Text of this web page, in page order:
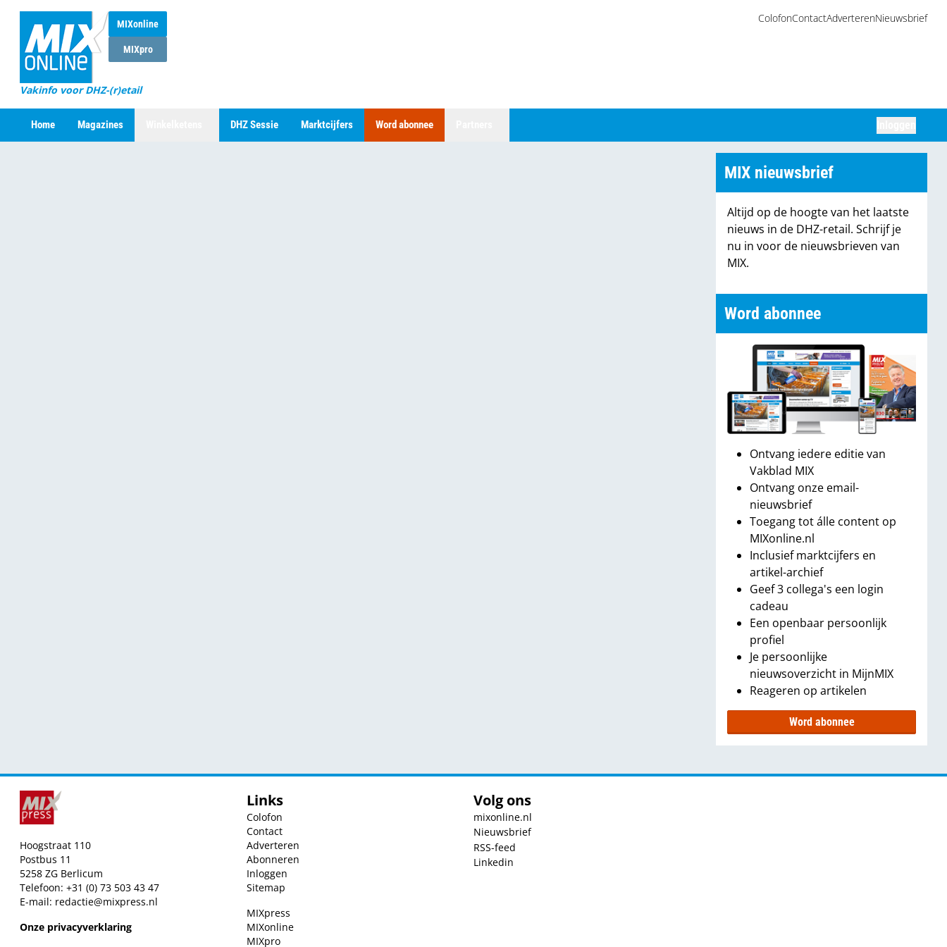
MIXonline
MIXpro
Vakinfo voor DHZ-(r)etail
ColofonContactAdverterenNieuwsbrief
Home Magazines DHZ Sessie Marktcijfers Word abonnee
MIX nieuwsbrief
Altijd op de hoogte van het laatste
nieuws in de DHZ-retail. Schrijf je
nu in voor de nieuwsbrieven van
MIX.
Word abonnee
Ontvang iedere editie van
Vakblad MIX
Ontvang onze email-
nieuwsbrief
Toegang tot álle content op
MIXonline.nl
Inclusief marktcijfers en
artikel-archief
Geef 3 collega's een login
cadeau
Een openbaar persoonlijk
profiel
Je persoonlijke
nieuwsoverzicht in MijnMIX
Reageren op artikelen
Word abonnee
Hoogstraat 110
Postbus 11
5258 ZG Berlicum
Telefoon: +31 (0) 73 503 43 47
E-mail: redactie@mixpress.nl
Onze privacyverklaring
Links
Colofon
Contact
Adverteren
Abonneren
Inloggen
Sitemap
MIXpress
MIXonline
MIXpro
Volg ons
mixonline.nl
Nieuwsbrief
RSS-feed
Linkedin